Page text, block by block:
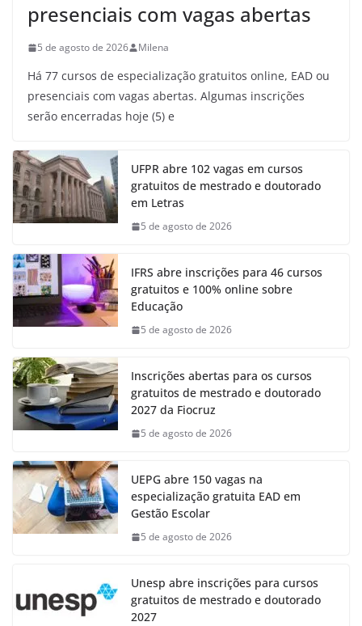
presenciais com vagas abertas
5 de agosto de 2026 Milena
Há 77 cursos de especialização gratuitos online, EAD ou
presenciais com vagas abertas. Algumas inscrições
serão encerradas hoje (5) e
UFPR abre 102 vagas em cursos
gratuitos de mestrado e doutorado
em Letras
5 de agosto de 2026
IFRS abre inscrições para 46 cursos
gratuitos e 100% online sobre
Educação
5 de agosto de 2026
Inscrições abertas para os cursos
gratuitos de mestrado e doutorado
2027 da Fiocruz
5 de agosto de 2026
UEPG abre 150 vagas na
especialização gratuita EAD em
Gestão Escolar
5 de agosto de 2026
Unesp abre inscrições para cursos
gratuitos de mestrado e doutorado
2027